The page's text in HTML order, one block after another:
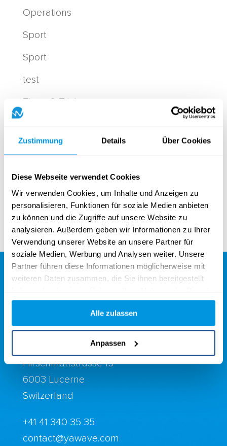
Zustimmung Details Über Cookies
Diese Webseite verwendet Cookies
Wir verwenden Cookies, um Inhalte und Anzeigen zu
personalisieren, Funktionen für soziale Medien anbieten
zu können und die Zugriffe auf unsere Website zu
analysieren. Außerdem geben wir Informationen zu Ihrer
Verwendung unserer Website an unsere Partner für
soziale Medien, Werbung und Analysen weiter. Unsere
Partner führen diese Informationen möglicherweise mit
weiteren Daten zusammen, die Sie ihnen bereitgestellt
gesammelt haben.
Alle zulassen
Anpassen
Operations
Sport
Sport
test
Tipps & Tricks
Tourismus
User Hub
Verbände
Hirschmattstrasse 15
6003 Lucerne
Switzerland
+41 41 340 35 35
contact@yawave.com